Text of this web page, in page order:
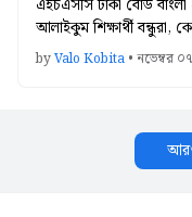
এইচএসসি ঢাকা বোর্ড
আলাইকুম শিক্ষার্থী
byValo Kobita • নভেম্বর